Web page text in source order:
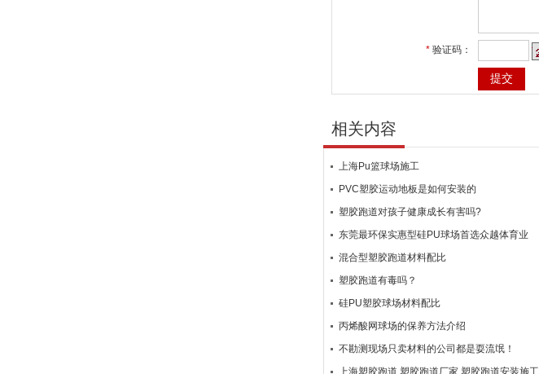
* 验证码：
相关内容
上海Pu篮球场施工
PVC塑胶运动地板是如何安装的
塑胶跑道对孩子健康成长有害吗?
东莞最环保实惠型硅PU球场首选众越体育业
混合型塑胶跑道材料配比
塑胶跑道有毒吗？
硅PU塑胶球场材料配比
丙烯酸网球场的保养方法介绍
不勘测现场只卖材料的公司都是耍流氓！
上海塑胶跑道 塑胶跑道厂家 塑胶跑道安装施工